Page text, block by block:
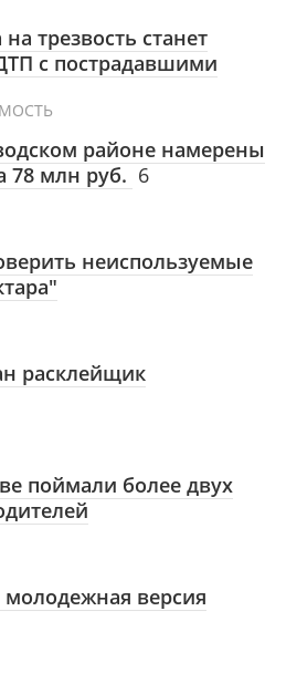
трезвость станет
с пострадавшими
районе намерены
78 млн руб. 6
неиспользуемые
расклейщик
поймали более двух
молодежная версия